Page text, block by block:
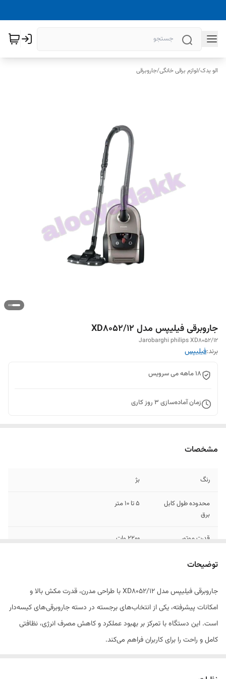
الو یدک/لوازم برقی خانگی/جاروبرقی
جاروبرقی فیلیپس مدل XD8052/12
Jarobarghi philips XD8052/12
برند:فیلیپس
۱۸ ماهه می سرویس
زمان آماده‌سازی 3 روز کاری
مشخصات
رنگ بژ
محدوده طول کابل
برق
۵ تا ۱۰ متر
قدرت موتور ۲۲۰۰ وات
میزان صدا
توضیحات
جاروبرقی فیلیپس مدل XD8052/12 با طراحی مدرن، قدرت مکش بالا و
امکانات پیشرفته، یکی از انتخاب‌های برجسته در دسته جاروبرقی‌های کیسه‌دار
است. این دستگاه با تمرکز بر بهبود عملکرد و کاهش مصرف انرژی، نظافتی
کامل و راحت را برای کاربران فراهم می‌کند.